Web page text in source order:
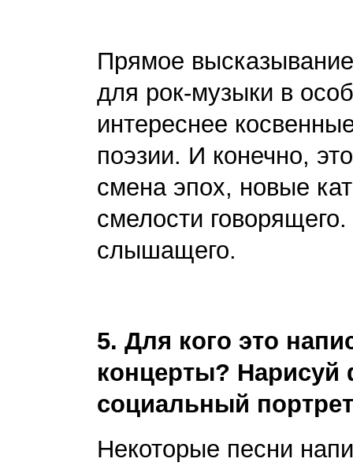
Прямое
для рок-музыки в
интереснее
поэзии. И конечно,
смена эпох, новые
смелости
слышащего.
5. Для кого это
концерты? Нарисуй
социальный
Некоторые песни